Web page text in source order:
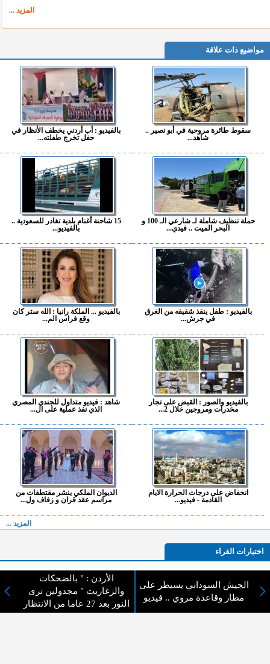
المزيد ...
مواضيع ذات علاقة
سقوط طائرة مروحية في أبو نصير ..
شاهد...
بالفيديو : أب أردني يخطف الأنظار في
حفل تخرج طفلته...
حملة تنظيف شاملة لـ شارعي الـ 100 و
البحر الميت .. فيدي...
15 شاحنة أغنام بلدية تغادر للسعودية ..
بالفيديو...
بالفيديو : طفل ينقذ شقيقه من الغرق
في جرش...
بالفيديو ... الملكة رانيا : الله ستر كان
وقع فراس الم...
بالفيديو والصور : القبض على تجار
مخدرات ومروجين خلال 2...
شاهد : فيديو متداول للجندي المصري
الذي نفذ عملية على ال...
انخفاض على درجات الحرارة الايام
القادمة - فيديو...
الديوان الملكي ينشر مقتطفات من
مراسم عقد قران و زفاف ول...
المزيد ...
اختيارات القراء
لا يوجد مقالات
الجيش السوداني يسيطر على
مطار وقاعدة مروي .. فيديو
الأردن : " بالضحكات
والزغاريت " مجدولين ترى
النور بعد 27 عاما من الانتظار